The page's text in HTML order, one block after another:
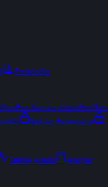
Endeksler
Fon KarşılaştırmaFon
Sektör Rotasyonu
Teknik Analiz
Araçlar